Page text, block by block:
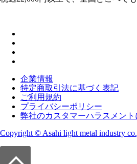
企業情報
特定商取引法に基づく表記
ご利用規約
プライバシーポリシー
弊社のカスタマーハラスメン
Copyright © Asahi light metal industry